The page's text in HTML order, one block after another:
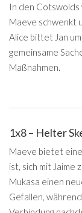
In den Cotswolds
Maeve schwenkt
Alice bittet Jan
gemeinsame
Maßnahmen.
1x8 – Helter
Maeve bietet
ist, sich mit Jaime
Mukasa einen
Gefallen,